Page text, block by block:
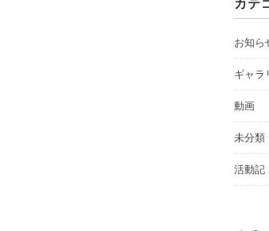
カテ
お知ら
ギャラ
動画
未分類
活動記